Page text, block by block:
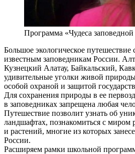
Программа «Чудеса
Большое экологическое
известным заповедникам России.
Кузнецкий Алатау, Байкальский,
удивительные уголки живой
особой охраной и защитой
Для сохранения природы в ее
в заповедниках запрещена любая
Путешествие позволит узнать об
ландшафтах, познакомиться с
и растений, многие из которых
России.
Расширяем рамки школьной